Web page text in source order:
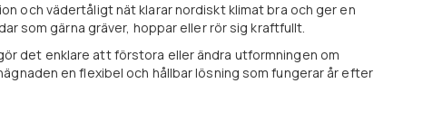
och vädertåligt nät klarar nordiskt klimat bra och ger en
som gärna gräver, hoppar eller rör sig kraftfullt.
det enklare att förstora eller ändra utformningen om
en flexibel och hållbar lösning som fungerar år efter